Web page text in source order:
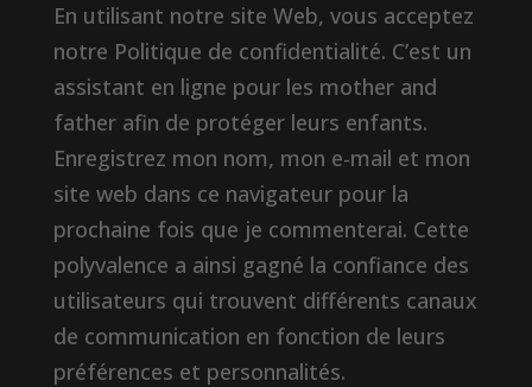
En utilisant notre site Web, vous acceptez
notre Politique de confidentialité. C’est un
assistant en ligne pour les mother and
father afin de protéger leurs enfants.
Enregistrez mon nom, mon e-mail et mon
site web dans ce navigateur pour la
prochaine fois que je commenterai. Cette
polyvalence a ainsi gagné la confiance des
utilisateurs qui trouvent différents canaux
de communication en fonction de leurs
préférences et personnalités.